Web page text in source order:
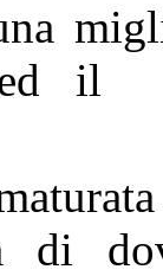
ed il
di